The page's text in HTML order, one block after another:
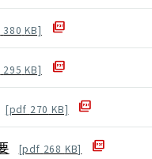
380 KB]
295 KB]
[pdf 270 KB]
[pdf 268 KB]